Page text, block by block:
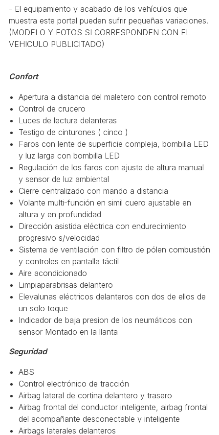
- El equipamiento y acabado de los vehículos que
muestra este portal pueden sufrir pequeñas variaciones.
(MODELO Y FOTOS SI CORRESPONDEN CON EL
VEHICULO PUBLICITADO)
Confort
Apertura a distancia del maletero con control remoto
Control de crucero
Luces de lectura delanteras
Testigo de cinturones ( cinco )
Faros con lente de superficie compleja, bombilla LED
y luz larga con bombilla LED
Regulación de los faros con ajuste de altura manual
y sensor de luz ambiental
Cierre centralizado con mando a distancia
Volante multi-función en simil cuero ajustable en
altura y en profundidad
Dirección asistida eléctrica con endurecimiento
progresivo s/velocidad
Sistema de ventilación con filtro de pólen combustión
y controles en pantalla táctil
Aire acondicionado
Limpiaparabrisas delantero
Elevalunas eléctricos delanteros con dos de ellos de
un solo toque
Indicador de baja presion de los neumáticos con
sensor Montado en la llanta
Seguridad
ABS
Control electrónico de tracción
Airbag lateral de cortina delantero y trasero
Airbag frontal del conductor inteligente, airbag frontal
del acompañante desconectable y inteligente
Airbags laterales delanteros